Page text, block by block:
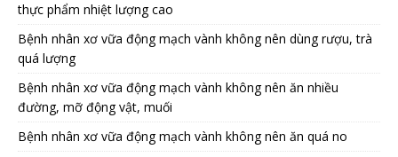
thực phẩm nhiệt lượng cao
Bệnh nhân xơ vữa động mạch vành không nên dùng rượu, trà
quá lượng
Bệnh nhân xơ vữa động mạch vành không nên ăn nhiều
đường, mỡ động vật, muối
Bệnh nhân xơ vữa động mạch vành không nên ăn quá no